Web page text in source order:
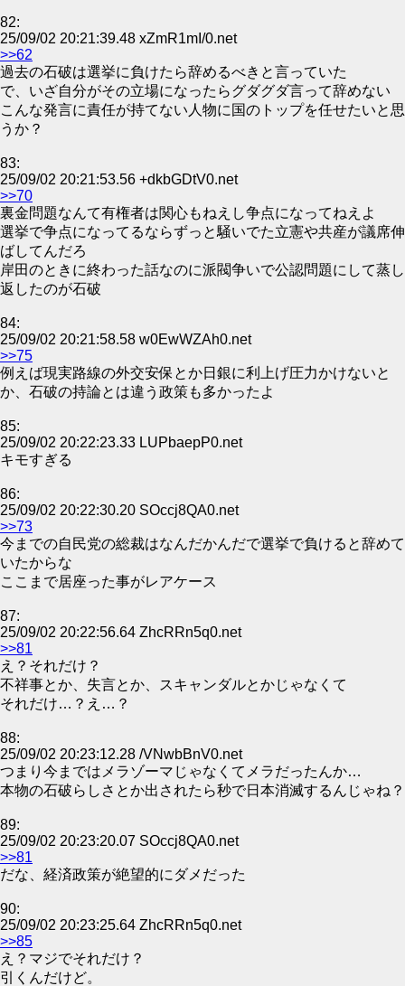
82:
25/09/02 20:21:39.48 xZmR1mI/0.net
>>62
過去の石破は選挙に負けたら辞めるべきと言っていた
で、いざ自分がその立場になったらグダグダ言って辞めない
こんな発言に責任が持てない人物に国のトップを任せたいと思
うか？
83:
25/09/02 20:21:53.56 +dkbGDtV0.net
>>70
裏金問題なんて有権者は関心もねえし争点になってねえよ
選挙で争点になってるならずっと騒いでた立憲や共産が議席伸
ばしてんだろ
岸田のときに終わった話なのに派閥争いで公認問題にして蒸し
返したのが石破
84:
25/09/02 20:21:58.58 w0EwWZAh0.net
>>75
例えば現実路線の外交安保とか日銀に利上げ圧力かけないと
か、石破の持論とは違う政策も多かったよ
85:
25/09/02 20:22:23.33 LUPbaepP0.net
キモすぎる
86:
25/09/02 20:22:30.20 SOccj8QA0.net
>>73
今までの自民党の総裁はなんだかんだで選挙で負けると辞めて
いたからな
ここまで居座った事がレアケース
87:
25/09/02 20:22:56.64 ZhcRRn5q0.net
>>81
え？それだけ？
不祥事とか、失言とか、スキャンダルとかじゃなくて
それだけ…？え…？
88:
25/09/02 20:23:12.28 /VNwbBnV0.net
つまり今まではメラゾーマじゃなくてメラだったんか…
本物の石破らしさとか出されたら秒で日本消滅するんじゃね？
89:
25/09/02 20:23:20.07 SOccj8QA0.net
>>81
だな、経済政策が絶望的にダメだった
90:
25/09/02 20:23:25.64 ZhcRRn5q0.net
>>85
え？マジでそれだけ？
引くんだけど。